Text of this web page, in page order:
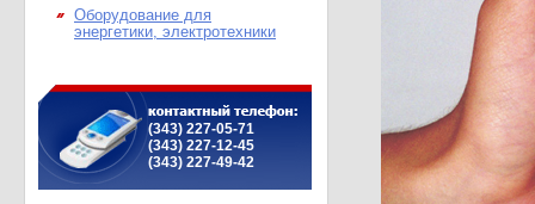
Оборудование для
энергетики, электротехники
(343) 227-05-71
(343) 227-12-45
(343) 227-49-42